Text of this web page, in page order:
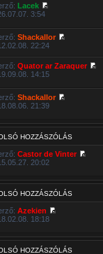
Lacek
3:54
Shackallor
22:24
Quator ar Zaraquer
14:15
Shackallor
21:39
HOZZÁSZÓLÁS
Castor de Vinter
20:02
HOZZÁSZÓLÁS
Azekien
18:18
HOZZÁSZÓLÁS